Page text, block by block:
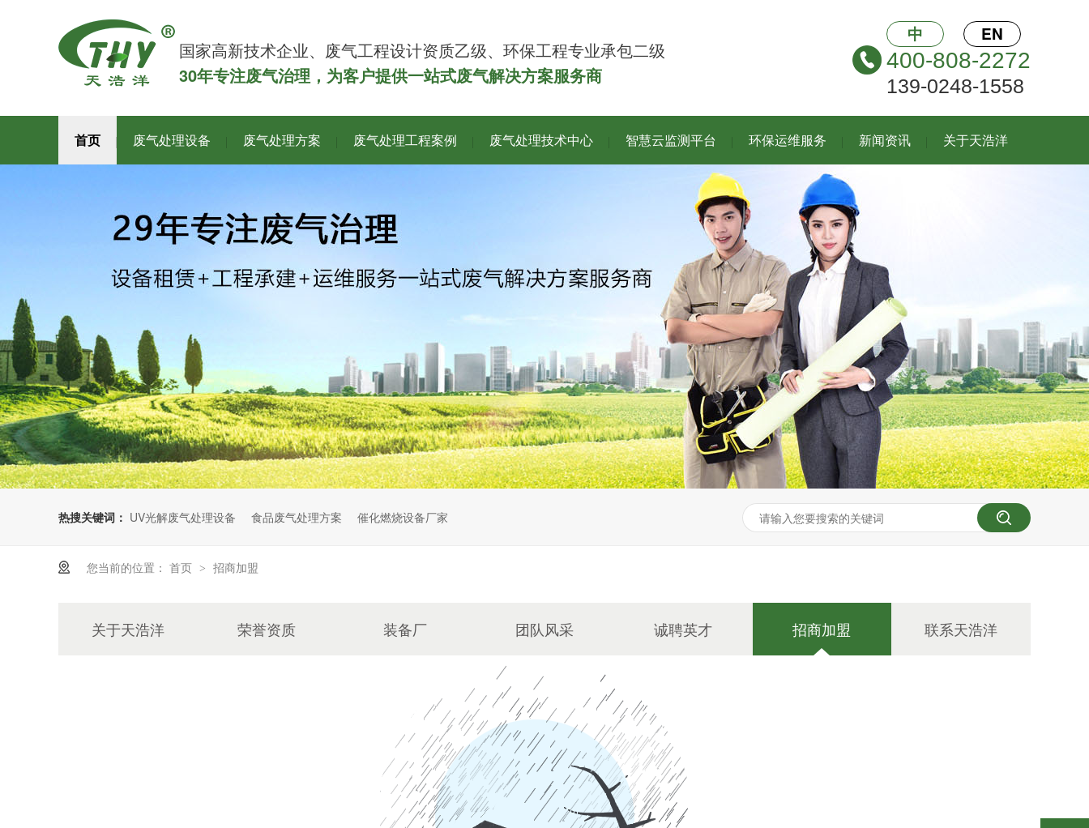
国家高新技术企业、废气工程设计资质乙级、环保工程专业承包二级
30年专注废气治理，为客户提供一站式废气解决方案服务商
中 EN
400-808-2272
139-0248-1558
首页 废气处理设备 废气处理方案 废气处理工程案例 废气处理技术中心 智慧云监测平台 环保运维服务 新闻资讯 关于天浩洋
热搜关键词： UV光解废气处理设备 食品废气处理方案 催化燃烧设备厂家
您当前的位置： 首页 > 招商加盟
关于天浩洋 荣誉资质 装备厂 团队风采 诚聘英才 招商加盟 联系天浩洋